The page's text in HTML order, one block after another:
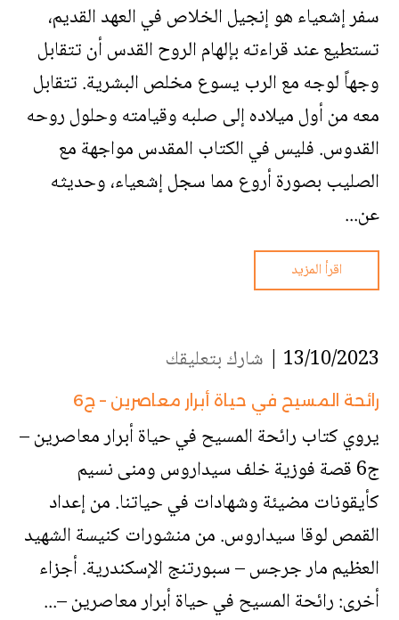
سفر إشعياء هو إنجيل الخلاص في العهد القديم،
تستطيع عند قراءته بإلهام الروح القدس أن تتقابل
وجهاً لوجه مع الرب يسوع مخلص البشرية. تتقابل
معه من أول ميلاده إلى صلبه وقيامته وحلول روحه
القدوس. فليس في الكتاب المقدس مواجهة مع
الصليب بصورة أروع مما سجل إشعياء، وحديثه
عن...
اقرأ المزيد
13/10/2023 | شارك بتعليقك
رائحة المسيح في حياة أبرار معاصرين – ج6
يروي كتاب رائحة المسيح في حياة أبرار معاصرين –
ج6 قصة فوزية خلف سيداروس ومنى نسيم
كأيقونات مضيئة وشهادات في حياتنا. من إعداد
القمص لوقا سيداروس. من منشورات كنيسة الشهيد
العظيم مار جرجس – سبورتنج الإسكندرية. أجزاء
أخرى: رائحة المسيح في حياة أبرار معاصرين –...